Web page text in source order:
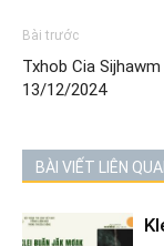
Bài trước
Txhob Cia Sijhawm
13/12/2024
BÀI VIẾT LIÊN